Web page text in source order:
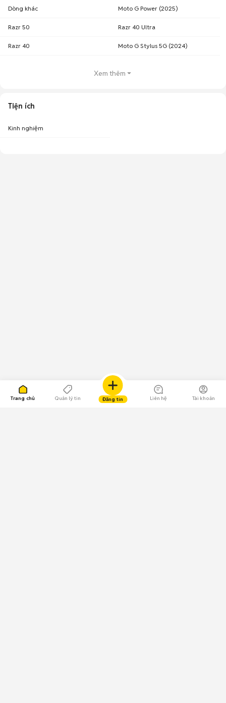
Trang chủ Quản lý tin Đăng tin Liên hệ Tài khoản
Dòng khác Moto G Power (2025)
Razr 50 Razr 40 Ultra
Razr 40 Moto G Stylus 5G (2024)
Xem thêm
Tiện ích
Kinh nghiệm